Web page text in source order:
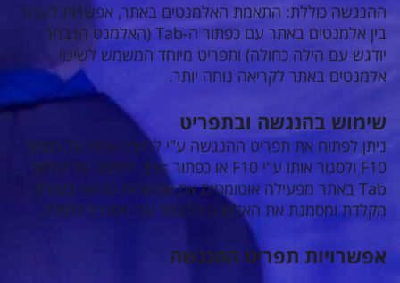
ההנגשה כוללת: התאמת האלמנטים באתר, אפשרות לעבור
בין אלמנטים באתר עם כפתור ה-Tab (האלמנט הנבחר
יודגש עם הילה כחולה) ותפריט מיוחד המשמש לשינוי
אלמנטים באתר לקריאה נוחה יותר.
שימוש בהנגשה ובתפריט
ניתן לפתוח את תפריט ההנגשה ע"י לחיצה אחת על כפתור
F10 ולסגור אותו ע"י F10 או כפתור Esc. לחיצה על כפתור
Tab באתר מפעילה אוטומטית את אפשרות הניווט בעזרת
מקלדת ומסמנת את האלמנט הנבחר עם מסגרת כחולה.
אפשרויות תפריט ההנגשה